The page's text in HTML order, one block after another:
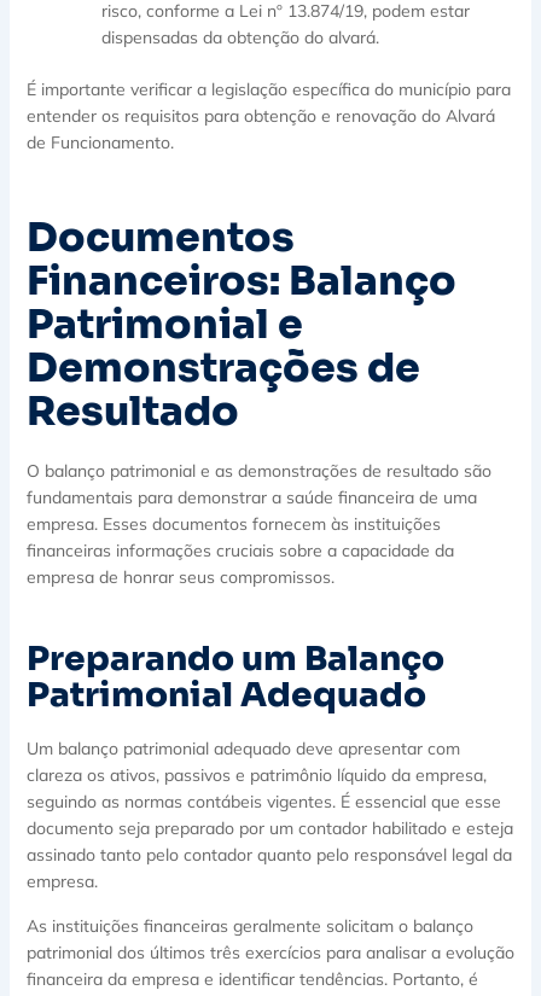
risco, conforme a Lei nº 13.874/19, podem estar
dispensadas da obtenção do alvará.
É importante verificar a legislação específica do município para
entender os requisitos para obtenção e renovação do Alvará
de Funcionamento.
Documentos
Financeiros: Balanço
Patrimonial e
Demonstrações de
Resultado
O balanço patrimonial e as demonstrações de resultado são
fundamentais para demonstrar a saúde financeira de uma
empresa. Esses documentos fornecem às instituições
financeiras informações cruciais sobre a capacidade da
empresa de honrar seus compromissos.
Preparando um Balanço
Patrimonial Adequado
Um balanço patrimonial adequado deve apresentar com
clareza os ativos, passivos e patrimônio líquido da empresa,
seguindo as normas contábeis vigentes. É essencial que esse
documento seja preparado por um contador habilitado e esteja
assinado tanto pelo contador quanto pelo responsável legal da
empresa.
As instituições financeiras geralmente solicitam o balanço
patrimonial dos últimos três exercícios para analisar a evolução
financeira da empresa e identificar tendências. Portanto, é